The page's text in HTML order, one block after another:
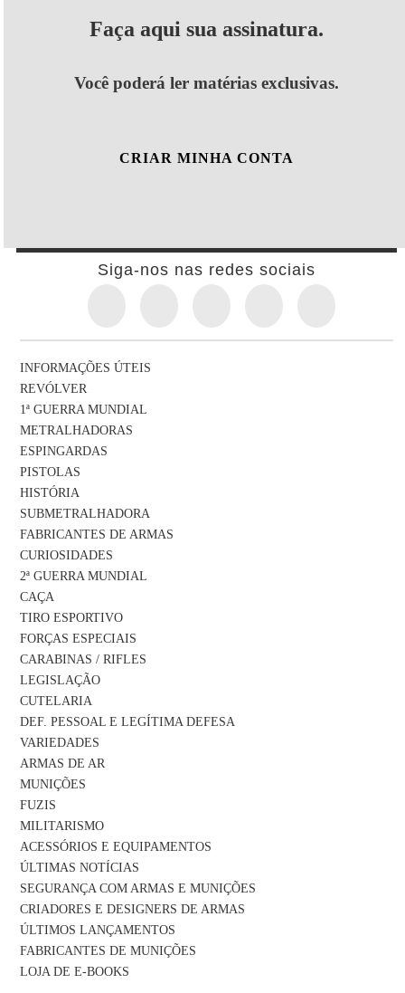
Faça aqui sua assinatura.
Você poderá ler matérias exclusivas.
CRIAR MINHA CONTA
Siga-nos nas redes sociais
INFORMAÇÕES ÚTEIS
REVÓLVER
1ª GUERRA MUNDIAL
METRALHADORAS
ESPINGARDAS
PISTOLAS
HISTÓRIA
SUBMETRALHADORA
FABRICANTES DE ARMAS
CURIOSIDADES
2ª GUERRA MUNDIAL
CAÇA
TIRO ESPORTIVO
FORÇAS ESPECIAIS
CARABINAS / RIFLES
LEGISLAÇÃO
CUTELARIA
DEF. PESSOAL E LEGÍTIMA DEFESA
VARIEDADES
ARMAS DE AR
MUNIÇÕES
FUZIS
MILITARISMO
ACESSÓRIOS E EQUIPAMENTOS
ÚLTIMAS NOTÍCIAS
SEGURANÇA COM ARMAS E MUNIÇÕES
CRIADORES E DESIGNERS DE ARMAS
ÚLTIMOS LANÇAMENTOS
FABRICANTES DE MUNIÇÕES
LOJA DE E-BOOKS